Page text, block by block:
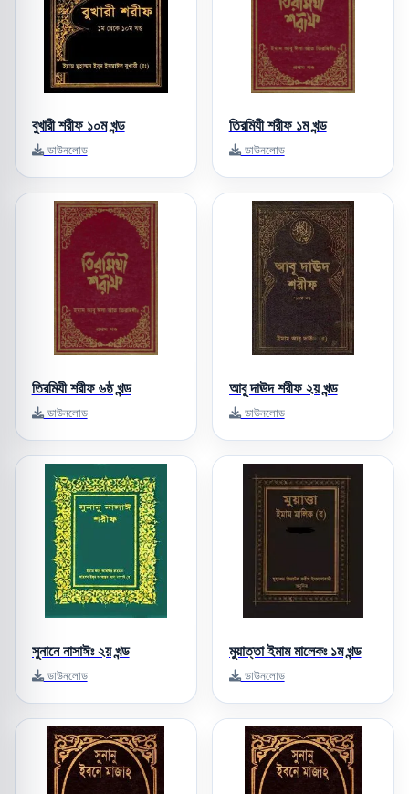
বুখারী শরীফ ১০ম খন্ড
ডাউনলোড
তিরমিযী শরীফ ১ম খন্ড
ডাউনলোড
তিরমিযী শরীফ ৬ষ্ঠ খন্ড
ডাউনলোড
আবু দাঊদ শরীফ ২য় খন্ড
ডাউনলোড
সুনানে নাসাঈঃ ২য় খন্ড
ডাউনলোড
মুয়াত্তা ইমাম মালেকঃ ১ম খন্ড
ডাউনলোড